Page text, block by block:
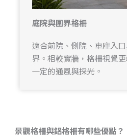
庭院與圍界格柵
適合前院、側院、車庫入
界。相較實牆，格柵視覺
一定的通風與採光。
景觀格柵與鋁格柵有哪些優點？